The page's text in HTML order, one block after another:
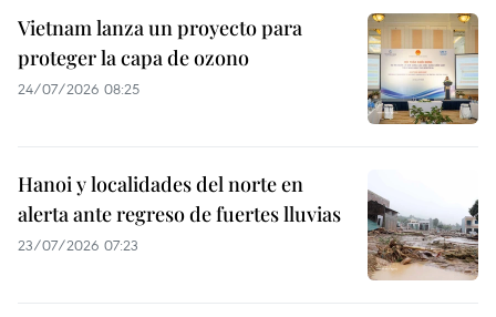
Vietnam lanza un proyecto para
proteger la capa de ozono
24/07/2026 08:25
Hanoi y localidades del norte en
alerta ante regreso de fuertes lluvias
23/07/2026 07:23